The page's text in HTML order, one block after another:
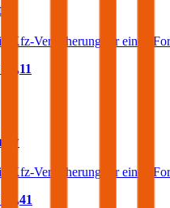
Kfz-Versicherung für einen
36,11
Kfz-Versicherung für einen
90,41